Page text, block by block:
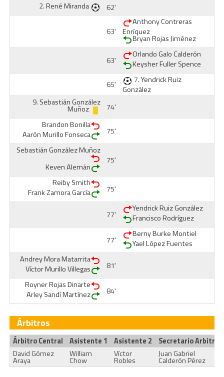
2.René Miranda 62'
63'
Anthony Contreras
Enríquez
Bryan Rojas Jiménez
63'
Orlando Galo Calderón
Keysher Fuller Spence
65'
7.Yendrick Ruiz
González
9. Sebastián González
Muñoz
74'
Brandon Bonilla
Aarón Murillo Fonseca
75'
Sebastián González Muñoz
Keven Alemán
75'
Reiby Smith
Frank Zamora García
75'
77'
Yendrick Ruiz González
Francisco Rodríguez
77'
Berny Burke Montiel
Yael López Fuentes
Andrey Mora Matarrita
Víctor Murillo Villegas
81'
Royner Rojas Dinarte
Arley Sandí Martínez
84'
Árbitros
Árbitro Central Asistente 1 Asistente 2
Secretario Arbitral
David Gómez
Araya
William
Chow
Víctor
Robles
Juan Gabriel
Calderón Pérez